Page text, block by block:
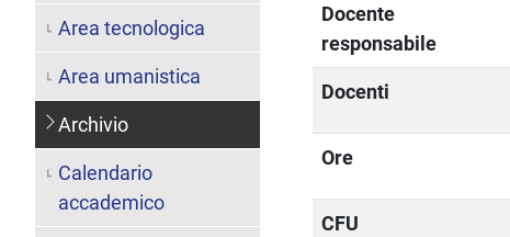
Docente
responsabile
Docenti
Ore
CFU
Area tecnologica
Area umanistica
Archivio
Calendario
accademico